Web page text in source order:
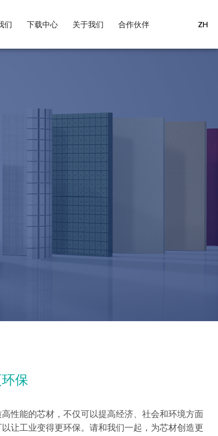
们 下载中心 关于我们 合作伙伴 ZH
保
性能的芯材，不仅可以提高经济、社会和环境方面
让工业变得更环保。请和我们一起，为芯材创造更